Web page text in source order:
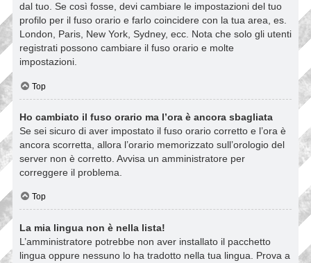
dal tuo. Se così fosse, devi cambiare le impostazioni del tuo
profilo per il fuso orario e farlo coincidere con la tua area, es.
London, Paris, New York, Sydney, ecc. Nota che solo gli utenti
registrati possono cambiare il fuso orario e molte
impostazioni.
Top
Ho cambiato il fuso orario ma l’ora è ancora sbagliata
Se sei sicuro di aver impostato il fuso orario corretto e l’ora è
ancora scorretta, allora l’orario memorizzato sull’orologio del
server non è corretto. Avvisa un amministratore per
correggere il problema.
Top
La mia lingua non è nella lista!
L’amministratore potrebbe non aver installato il pacchetto
lingua oppure nessuno lo ha tradotto nella tua lingua. Prova a